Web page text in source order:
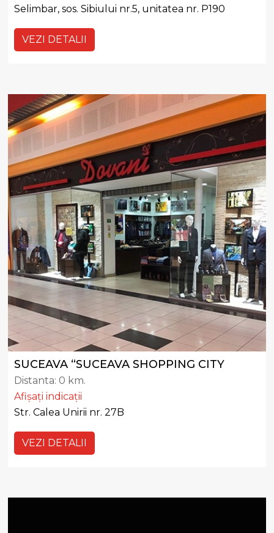
Selimbar, sos. Sibiului nr.5, unitatea nr. P190
VEZI DETALII
SUCEAVA “SUCEAVA SHOPPING CITY
Distanta: 0 km.
Afișați indicații
Str. Calea Unirii nr. 27B
VEZI DETALII